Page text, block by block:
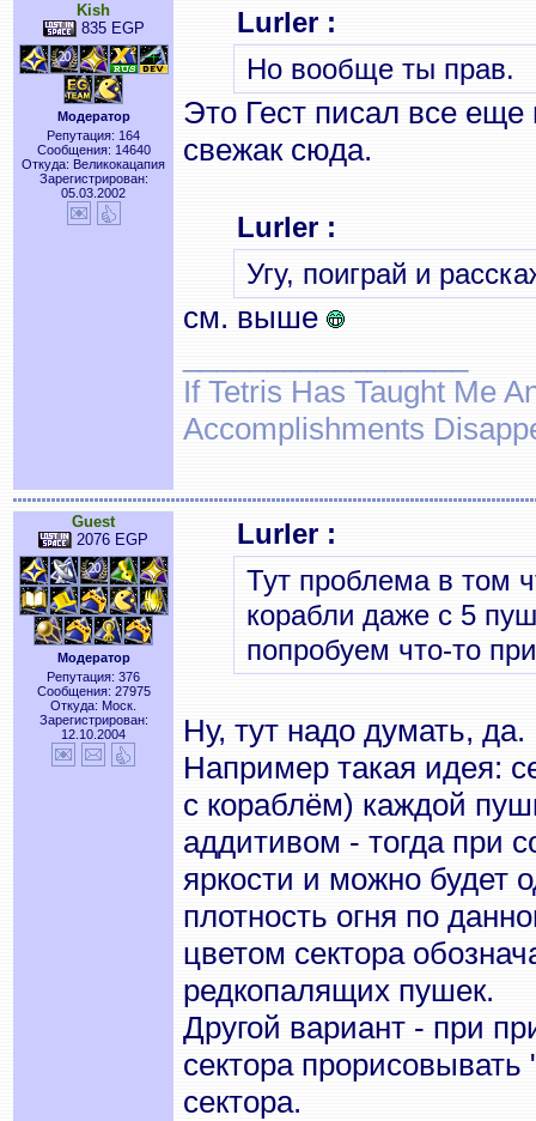
Kish
835 EGP
Модератор
Репутация: 164
Сообщения: 14640
Откуда: Великокацапия
Зарегистрирован:
05.03.2002
Lurler :
Но вообще ты прав.
Это Гест писал все
свежак сюда.
Lurler :
Угу, поиграй и
см. выше
If Tetris Has Taught Me
Accomplishments
Guest
2076 EGP
Модератор
Репутация: 376
Сообщения: 27975
Откуда: Моск.
Зарегистрирован:
12.10.2004
Lurler :
Тут проблема в том
корабли даже с 5
попробуем что-то
Ну, тут надо думать, да.
Например такая идея:
с кораблём) каждой
аддитивом - тогда при
яркости и можно будет
плотность огня по
цветом сектора
редкопалящих пушек.
Другой вариант - при
сектора
сектора.